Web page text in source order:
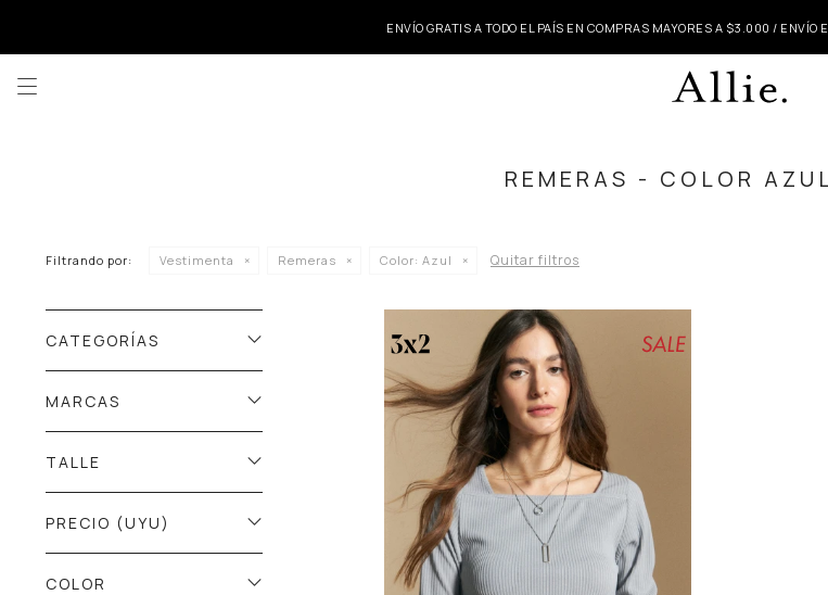
ENVÍO GRATIS A TODO EL PAÍS EN COMPRAS MAYORES A $3.000 / ENVÍO

REMERAS - COLOR
Filtrando por: Vestimenta Remeras Color: Azul Quitar filtros
CATEGORÍAS
MARCAS
TALLE
PRECIO (UYU)
COLOR